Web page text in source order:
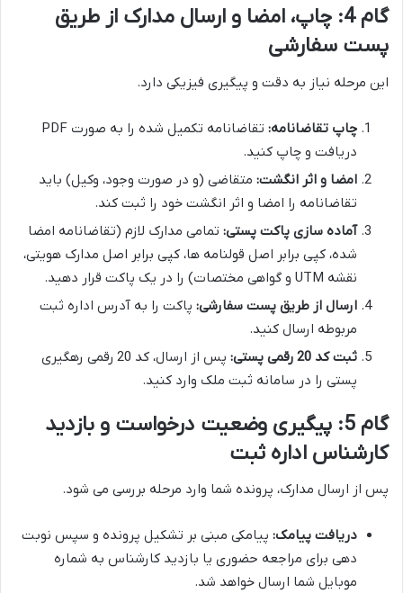
گام 4: چاپ، امضا و ارسال مدارک از طریق
پست سفارشی
این مرحله نیاز به دقت و پیگیری فیزیکی دارد.
چاپ تقاضانامه:
تقاضانامه تکمیل شده را به صورت PDF
دریافت و چاپ کنید.
امضا و اثر انگشت: متقاضی (و در صورت وجود، وکیل) باید
تقاضانامه را امضا و اثر انگشت خود را ثبت کند.
آماده سازی پاکت پستی: تمامی مدارک لازم (تقاضانامه امضا
شده، کپی برابر اصل قولنامه ها، کپی برابر اصل مدارک هویتی،
نقشه UTM و گواهی مختصات) را در یک پاکت قرار دهید.
ارسال از طریق پست سفارشی: پاکت را به آدرس اداره ثبت
مربوطه ارسال کنید.
ثبت کد 20 رقمی پستی:
پس از ارسال، کد 20 رقمی رهگیری
پستی را در سامانه ثبت ملک وارد کنید.
گام 5: پیگیری وضعیت درخواست و بازدید
کارشناس اداره ثبت
پس از ارسال مدارک، پرونده شما وارد مرحله بررسی می شود.
دریافت پیامک: پیامکی مبنی بر تشکیل پرونده و سپس نوبت
دهی برای مراجعه حضوری یا بازدید کارشناس به شماره
موبایل شما ارسال خواهد شد.